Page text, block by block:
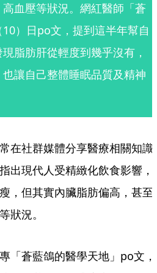
血壓等狀況。網紅醫師「蒼
）日po文，提到這半年幫自
脂肪肝從輕度到幾乎沒有，
讓自己整體睡眠品質及精神
在社群媒體分享醫療相關知識
出現代人受精緻化飲食影響，
，但其實內臟脂肪偏高，甚至
狀況。
「蒼藍鴿的醫學天地」po文，